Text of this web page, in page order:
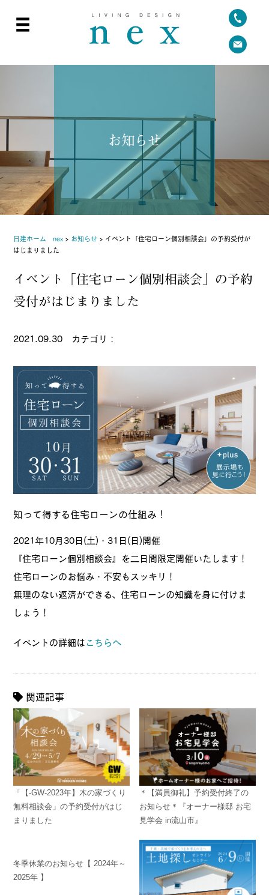
お知らせ
日建ホーム nex > お知らせ > イベント「住宅ローン個別相談会」の予約受付が
はじまりました
イベント「住宅ローン個別相談会」の予約
受付がはじまりました
2021.09.30 カテゴリ：
知って得する住宅ローンの仕組み！
2021年10月30日(土)・31日(日)開催
『住宅ローン個別相談会』を二日間限定開催いたします！
住宅ローンのお悩み・不安もスッキリ！
無理のない返済ができる、住宅ローンの知識を身に付けま
しょう！
イベントの詳細は こちらへ
関連記事
「【-GW-2023年】木の家づくり
無料相談会」の予約受付がはじ
まりました
＊【満員御礼】予約受付終了の
お知らせ＊『オーナー様邸 お宅
見学会 in流山市』
冬季休業のお知らせ【 2024年～
2025年 】